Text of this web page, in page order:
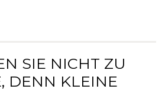
SIE NICHT ZU
DENN KLEINE